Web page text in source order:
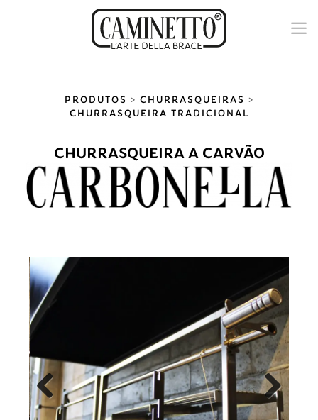
PRODUTOS > CHURRASQUEIRAS >
CHURRASQUEIRA TRADICIONAL
CHURRASQUEIRA A CARVÃO
Previous Next